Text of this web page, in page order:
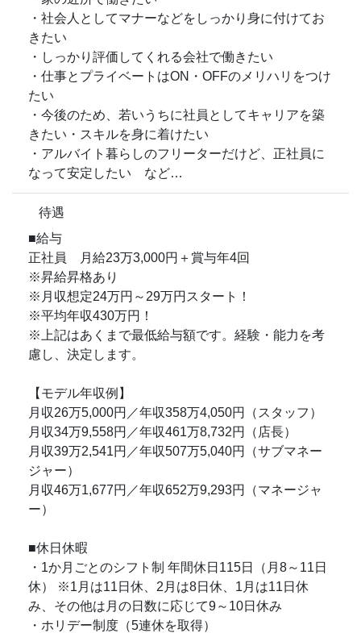
・社会人としてマナーなどをしっかり身に付けてお
きたい
・しっかり評価してくれる会社で働きたい
・仕事とプライベートはON・OFFのメリハリをつけ
たい
・今後のため、若いうちに社員としてキャリアを築
きたい・スキルを身に着けたい
・アルバイト暮らしのフリーターだけど、正社員に
なって安定したい など…
待遇
■給与
正社員 月給23万3,000円＋賞与年4回
※昇給昇格あり
※月収想定24万円～29万円スタート！
※平均年収430万円！
※上記はあくまで最低給与額です。経験・能力を考
慮し、決定します。
【モデル年収例】
月収26万5,000円／年収358万4,050円（スタッフ）
月収34万9,558円／年収461万8,732円（店長）
月収39万2,541円／年収507万5,040円（サブマネー
ジャー）
月収46万1,677円／年収652万9,293円（マネージャ
ー）
■休日休暇
・1か月ごとのシフト制 年間休日115日（月8～11日
休） ※1月は11日休、2月は8日休、1月は11日休
み、その他は月の日数に応じて9～10日休み
・ホリデー制度（5連休を取得）